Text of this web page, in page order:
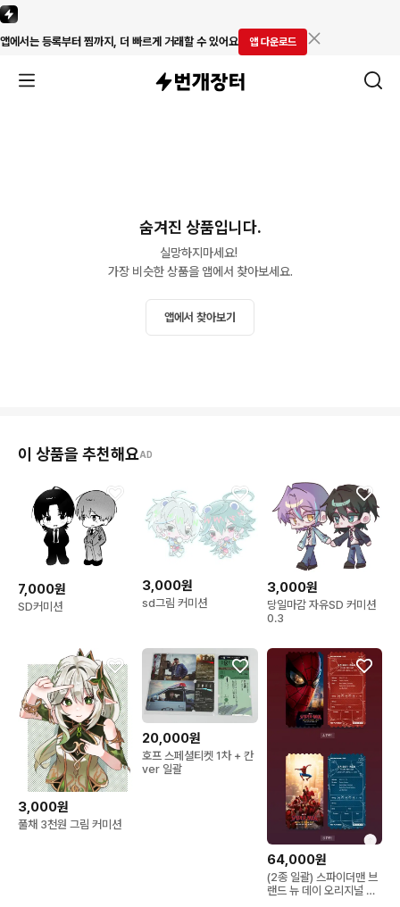
앱에서는 등록부터 찜까지, 더 빠르게 거래할 수 있어요 앱 다운로드
숨겨진 상품입니다.
실망하지마세요!
가장 비슷한 상품을 앱에서 찾아보세요.
앱에서 찾아보기
이 상품을 추천해요AD
7,000원
SD커미션
3,000원
sd그림 커미션
3,000원
당일마감 자유SD 커미션
0.3
3,000원
풀채 3천원 그림 커미션
20,000원
호프 스페셜티켓 1차 + 칸
ver 일괄
64,000원
(2종 일괄) 스파이더맨 브
랜드 뉴 데이 오리지널 티